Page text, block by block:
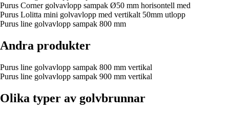
Purus Corner golvavlopp sampak Ø50 mm horisontell med
Purus Lolitta mini golvavlopp med vertikalt 50mm utlopp
Purus line golvavlopp sampak 800 mm
Andra produkter
Purus line golvavlopp sampak 800 mm vertikal
Purus line golvavlopp sampak 900 mm vertikal
Olika typer av golvbrunnar